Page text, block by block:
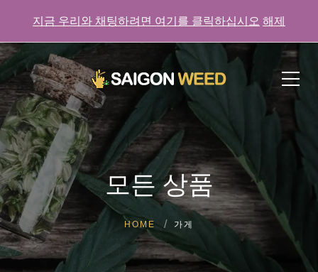
지금 우리와 채팅하려면 여기를 클릭하세요!
모든 상품
HOME 가게
지금 우리와 채팅하려면 여기를 클릭하십시오 해제